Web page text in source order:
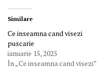
Similare
Ce inseamna cand visezi
puscarie
ianuarie 15, 2025
În „Ce inseamna cand visezi”